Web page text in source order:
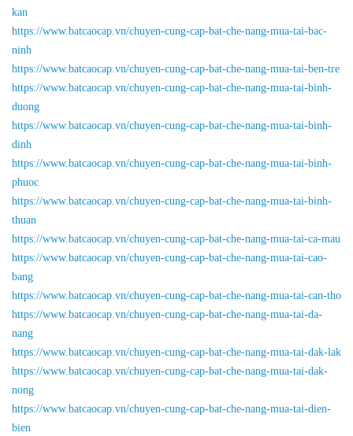
kan
https://www.batcaocap.vn/chuyen-cung-cap-bat-che-nang-mua-tai-bac-
ninh
https://www.batcaocap.vn/chuyen-cung-cap-bat-che-nang-mua-tai-ben-tre
https://www.batcaocap.vn/chuyen-cung-cap-bat-che-nang-mua-tai-binh-
duong
https://www.batcaocap.vn/chuyen-cung-cap-bat-che-nang-mua-tai-binh-
dinh
https://www.batcaocap.vn/chuyen-cung-cap-bat-che-nang-mua-tai-binh-
phuoc
https://www.batcaocap.vn/chuyen-cung-cap-bat-che-nang-mua-tai-binh-
thuan
https://www.batcaocap.vn/chuyen-cung-cap-bat-che-nang-mua-tai-ca-mau
https://www.batcaocap.vn/chuyen-cung-cap-bat-che-nang-mua-tai-cao-
bang
https://www.batcaocap.vn/chuyen-cung-cap-bat-che-nang-mua-tai-can-tho
https://www.batcaocap.vn/chuyen-cung-cap-bat-che-nang-mua-tai-da-
nang
https://www.batcaocap.vn/chuyen-cung-cap-bat-che-nang-mua-tai-dak-lak
https://www.batcaocap.vn/chuyen-cung-cap-bat-che-nang-mua-tai-dak-
nong
https://www.batcaocap.vn/chuyen-cung-cap-bat-che-nang-mua-tai-dien-
bien